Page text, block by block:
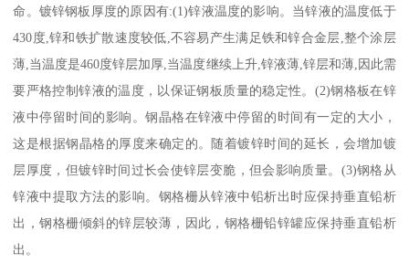
命。镀锌钢板厚度的原因有:(1)锌液温度的影响。当锌液的温度低于
430度,锌和铁扩散速度较低,不容易产生满足铁和锌合金层,整个涂层
薄,当温度是460度锌层加厚,当温度继续上升,锌液薄,锌层和薄,因此需
要严格控制锌液的温度，以保证钢板质量的稳定性。(2)钢格板在锌
液中停留时间的影响。钢晶格在锌液中停留的时间有一定的大小，
这是根据钢晶格的厚度来确定的。随着镀锌时间的延长，会增加镀
层厚度，但镀锌时间过长会使锌层变脆，但会影响质量。(3)钢格从
锌液中提取方法的影响。钢格栅从锌液中铅析出时应保持垂直铅析
出，钢格栅倾斜的锌层较薄，因此，钢格栅铅锌罐应保持垂直铅析
出。